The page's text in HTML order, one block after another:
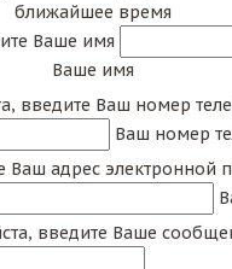
ближайшее время
Ваше имя
Ваше имя
введите Ваш номер
Ваш номер
Ваш адрес электронной
введите Ваше